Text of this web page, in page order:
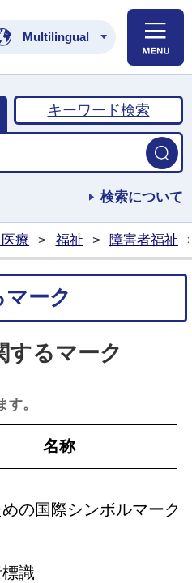
土浦市公式ホームペ
Multilingual
キーワード検索
検索について
療 > 福祉 > 障害者福祉
ーク
するマーク
。
名称
の国際シンボルマーク
識